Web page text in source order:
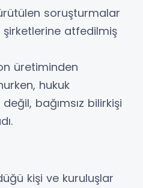
soruşturmalar
şirketlerine atfedilmiş
üretiminden
hukuk
bağımsız bilirkişi
kişi ve kuruluşlar